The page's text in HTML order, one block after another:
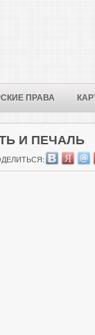
ПРАВА
И ПЕЧАЛЬ